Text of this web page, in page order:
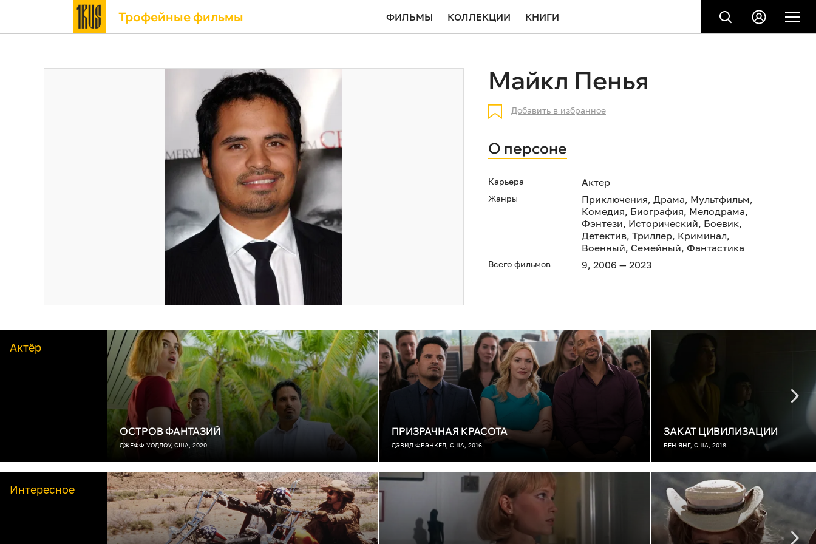
Трофейные фильмы ФИЛЬМЫ КОЛЛЕКЦИИ КНИГИ
Майкл Пенья
Добавить в избранное
О персоне
Карьера Актер
Жанры Приключения, Драма, Мультфильм,
Комедия, Биография, Мелодрама,
Фэнтези, Исторический, Боевик,
Детектив, Триллер, Криминал,
Военный, Семейный, Фантастика
Всего фильмов 9, 2006 — 2023
Актёр
ОСТРОВ ФАНТАЗИЙ
ДЖЕФФ УОДЛОУ, США, 2020
ПРИЗРАЧНАЯ КРАСОТА
ДЭВИД ФРЭНКЕЛ, США, 2016
ЗАКАТ ЦИВИЛИЗАЦИИ
БЕН ЯНГ, США, 2018
Интересное